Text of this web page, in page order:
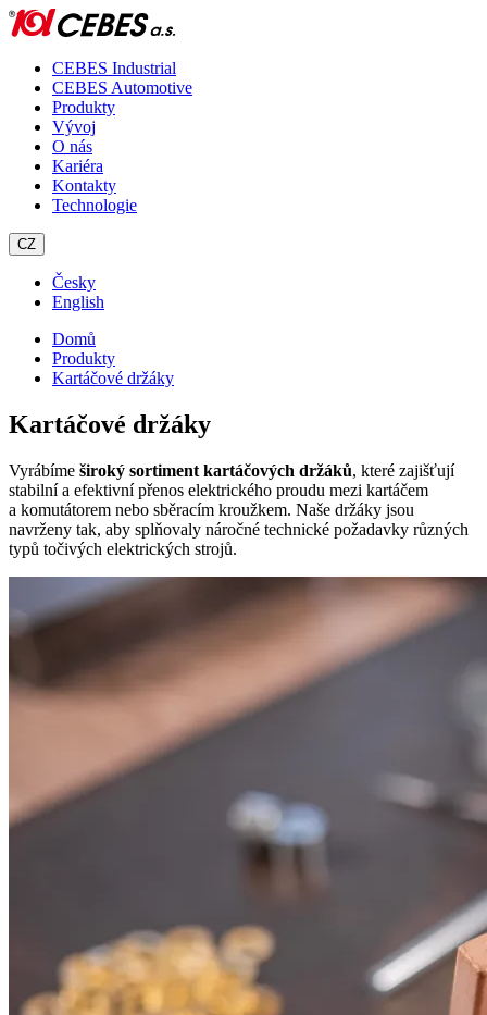
CEBES Industrial
CEBES Automotive
Produkty
Vývoj
O nás
Kariéra
Kontakty
Technologie
CZ
Česky
English
Domů
Produkty
Kartáčové držáky
Kartáčové držáky
Vyrábíme široký sortiment kartáčových držáků, které zajišťují
stabilní a efektivní přenos elektrického proudu mezi kartáčem
a komutátorem nebo sběracím kroužkem. Naše držáky jsou
navrženy tak, aby splňovaly náročné technické požadavky různých
typů točivých elektrických strojů.